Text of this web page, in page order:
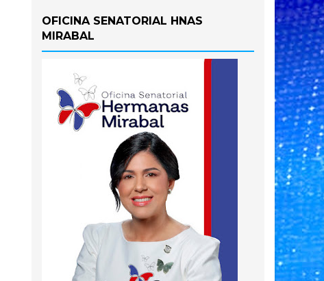
OFICINA SENATORIAL HNAS
MIRABAL